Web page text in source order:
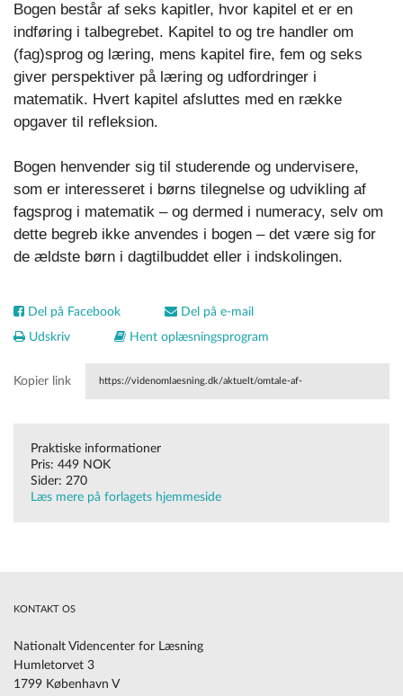
Bogen består af seks kapitler, hvor kapitel et er en
indføring i talbegrebet. Kapitel to og tre handler om
(fag)sprog og læring, mens kapitel fire, fem og seks
giver perspektiver på læring og udfordringer i
matematik. Hvert kapitel afsluttes med en række
opgaver til refleksion.
Bogen henvender sig til studerende og undervisere,
som er interesseret i børns tilegnelse og udvikling af
fagsprog i matematik – og dermed i numeracy, selv om
dette begreb ikke anvendes i bogen – det være sig for
de ældste børn i dagtilbuddet eller i indskolingen.
Del på Facebook
Del på e-mail
Udskriv
Hent oplæsningsprogram
Kopier link https://videnomlaesning.dk/aktuelt/omtale-af-
barnetrinnet/
Praktiske informationer
Pris: 449 NOK
Sider: 270
Læs mere på forlagets hjemmeside
KONTAKT OS
Nationalt Videncenter for Læsning
Humletorvet 3
1799 København V